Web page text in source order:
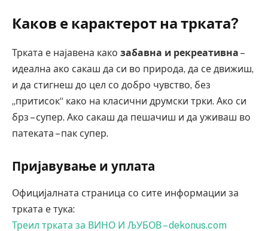
Каков е карактерот на трката?
Трката е најавена како забавна и рекреативна –
идеална ако сакаш да си во природа, да се движиш,
и да стигнеш до цел со добро чувство, без
„притисок“ како на класични друмски трки. Ако си
брз – супер. Ако сакаш да пешачиш и да уживаш во
патеката – пак супер.
Пријавување и уплата
Официјалната страница со сите информации за
трката е тука:
Треил трката за ВИНО И ЉУБОВ – dekonus.com